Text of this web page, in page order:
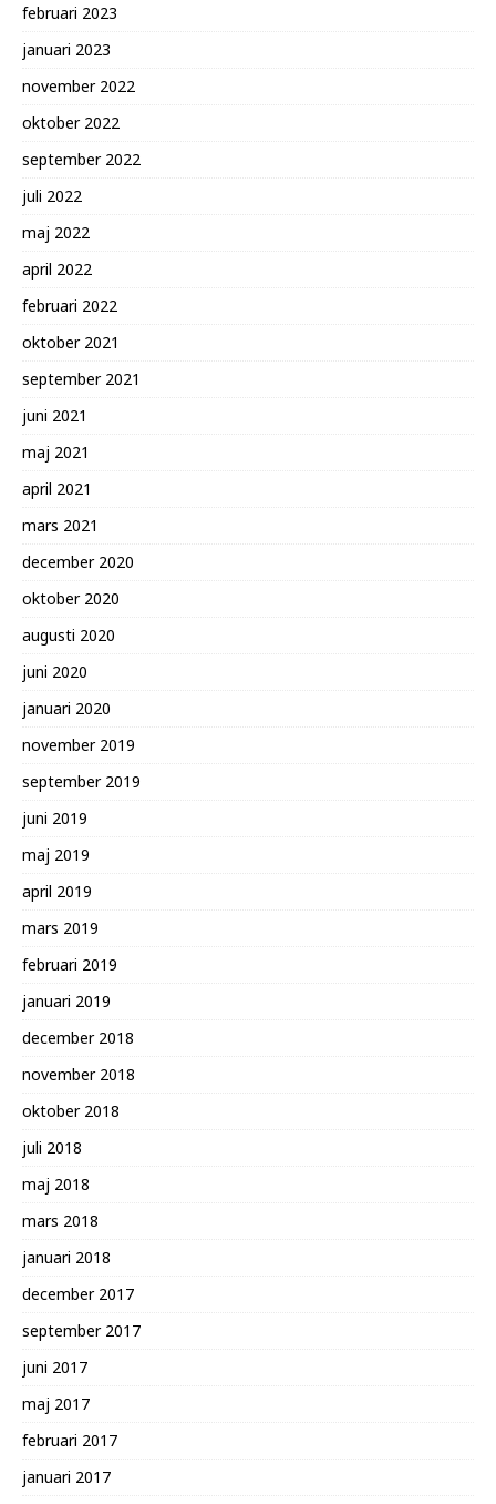
februari 2023
januari 2023
november 2022
oktober 2022
september 2022
juli 2022
maj 2022
april 2022
februari 2022
oktober 2021
september 2021
juni 2021
maj 2021
april 2021
mars 2021
december 2020
oktober 2020
augusti 2020
juni 2020
januari 2020
november 2019
september 2019
juni 2019
maj 2019
april 2019
mars 2019
februari 2019
januari 2019
december 2018
november 2018
oktober 2018
juli 2018
maj 2018
mars 2018
januari 2018
december 2017
september 2017
juni 2017
maj 2017
februari 2017
januari 2017